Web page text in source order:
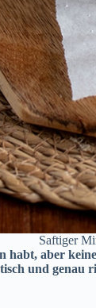
Saftiger
aber
und